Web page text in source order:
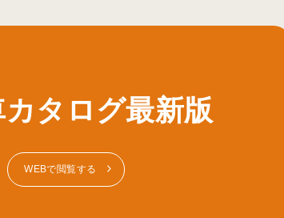
カタログ最新版
WEBで閲覧する